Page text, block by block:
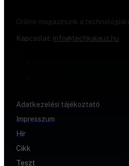
Online magazinunk a
Kapcsolat: info@techkalauz.hu
Adatkezelési tájékoztató
Impresszum
Hír
Cikk
Teszt